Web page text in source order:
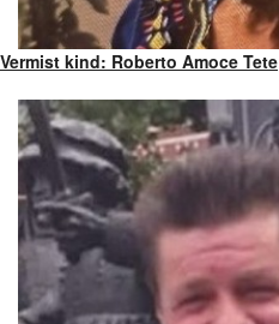
Vermist kind: Roberto Amoce Tete